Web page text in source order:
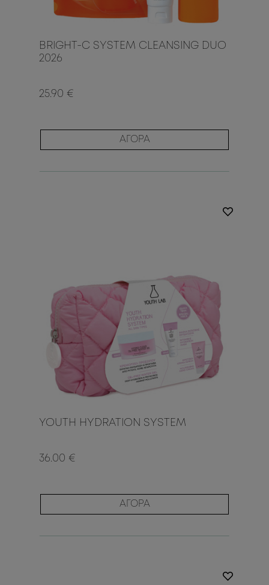
BRIGHT-C SYSTEM CLEANSING DUO
2026
25.90 €
ΑΓΟΡΑ
YOUTH HYDRATION SYSTEM
36.00 €
ΑΓΟΡΑ